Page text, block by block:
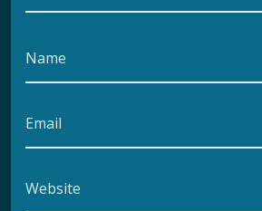
Name
Email
Website